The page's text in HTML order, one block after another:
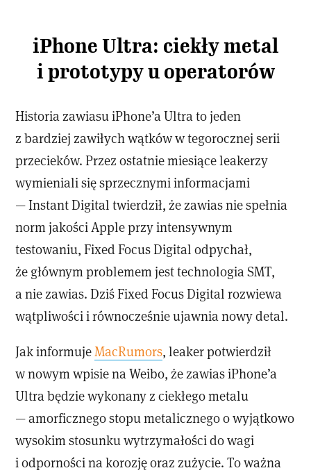
iPhone Ultra: ciekły metal
i prototypy u operatorów
Historia zawiasu iPhone’a Ultra to jeden
z bardziej zawiłych wątków w tegorocznej serii
przecieków. Przez ostatnie miesiące leakerzy
wymieniali się sprzecznymi informacjami
— Instant Digital twierdził, że zawias nie spełnia
norm jakości Apple przy intensywnym
testowaniu, Fixed Focus Digital odpychał,
że głównym problemem jest technologia SMT,
a nie zawias. Dziś Fixed Focus Digital rozwiewa
wątpliwości i równocześnie ujawnia nowy detal.
Jak informujeMacRumors, leaker potwierdził
w nowym wpisie na Weibo, że zawias iPhone’a
Ultra będzie wykonany z ciekłego metalu
— amorficznego stopu metalicznego o wyjątkowo
wysokim stosunku wytrzymałości do wagi
i odporności na korozję oraz zużycie. To ważna